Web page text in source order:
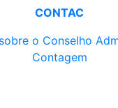
CONTAC
o Conselho
Contagem